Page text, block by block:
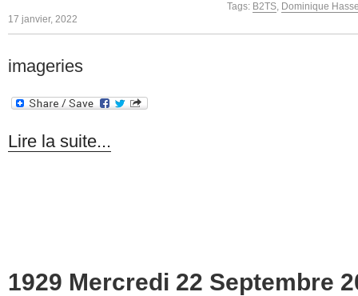
Tags: B2TS, Dominique
17 janvier, 2022
imageries
Lire la suite...
1929 Mercredi 22 Septembre